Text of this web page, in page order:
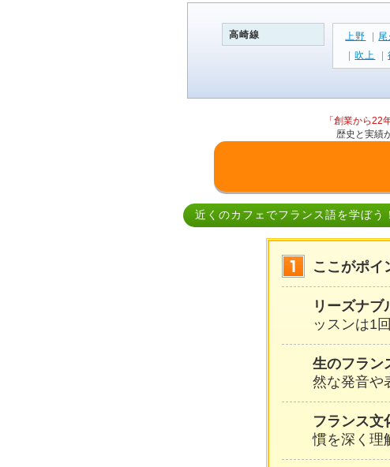
高崎線 上野 尾
吹上 |
「創業から22
歴史と実績
近くのカフェでフランス語を学ぼう
ここがポイ
リーズナブ
ッスンは1
生のフラン
然な発音や
フランス文
慣を深く理